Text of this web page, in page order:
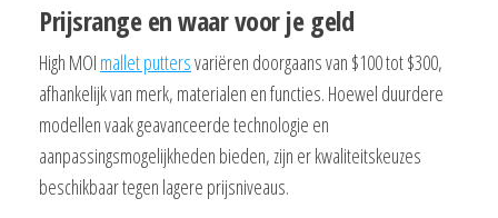
Prijsrange en waar voor je geld
High MOI mallet puttersvariëren doorgaans van $100 tot $300,
afhankelijk van merk, materialen en functies. Hoewel duurdere
modellen vaak geavanceerde technologie en
aanpassingsmogelijkheden bieden, zijn er kwaliteitskeuzes
beschikbaar tegen lagere prijsniveaus.